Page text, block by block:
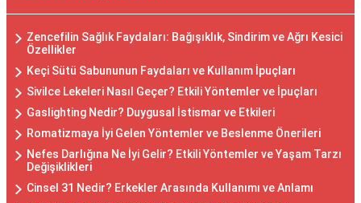
Zencefilin Sağlık Faydaları: Bağışıklık, Sindirim ve Ağrı Kesici
Özellikler
Keçi Sütü Sabununun Faydaları ve Kullanım İpuçları
Sivilce Lekeleri Nasıl Geçer? Etkili Yöntemler ve İpuçları
Gaslighting Nedir? Duygusal İstismar ve Etkileri
Romatizmaya İyi Gelen Yöntemler ve Beslenme Önerileri
Nefes Darlığına Ne İyi Gelir? Etkili Yöntemler ve Yaşam Tarzı
Değişiklikleri
Cinsel 31 Nedir? Erkekler Arasında Kullanımı ve Anlamı